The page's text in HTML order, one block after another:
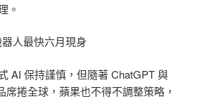
。
人最快六月現身
AI 保持謹慎，但隨著 ChatGPT 與
席捲全球，蘋果也不得不調整策略，